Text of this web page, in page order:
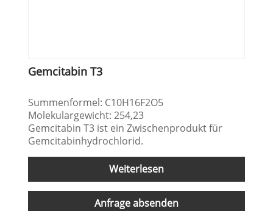
Gemcitabin T3
Summenformel: C10H16F2O5
Molekulargewicht: 254,23
Gemcitabin T3 ist ein Zwischenprodukt für
Gemcitabinhydrochlorid.
Weiterlesen
Anfrage absenden